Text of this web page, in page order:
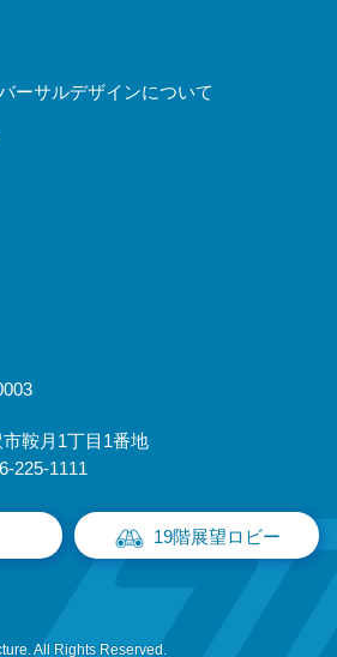
ーサルデザインについて
鞍月1丁目1番地
225-1111
19階展望ロビー
All Rights Reserved.